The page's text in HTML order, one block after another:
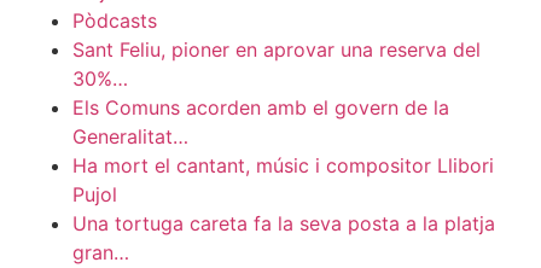
Pòdcasts
Sant Feliu, pioner en aprovar una reserva del
30%…
Els Comuns acorden amb el govern de la
Generalitat…
Ha mort el cantant, músic i compositor Llibori
Pujol
Una tortuga careta fa la seva posta a la platja
gran…